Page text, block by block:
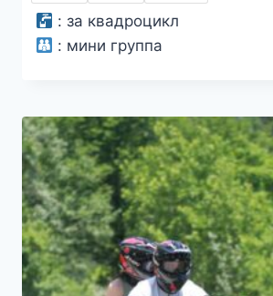
: за квадроцикл
: мини группа